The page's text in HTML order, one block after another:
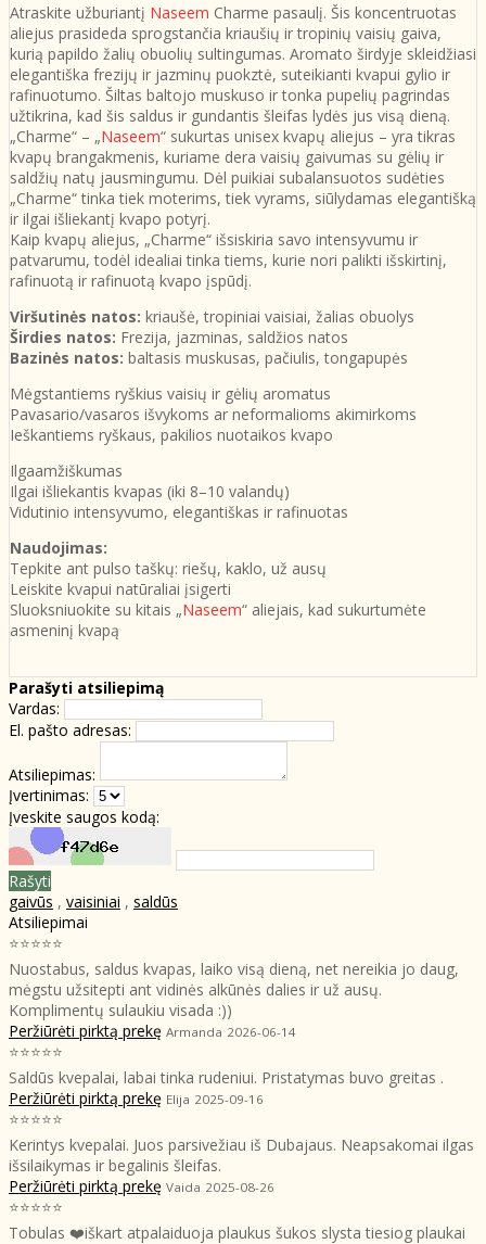
Atraskite užburiantį Naseem Charme pasaulį. Šis koncentruotas
aliejus prasideda sprogstančia kriaušių ir tropinių vaisių gaiva,
kurią papildo žalių obuolių sultingumas. Aromato širdyje skleidžiasi
elegantiška frezijų ir jazminų puokztė, suteikianti kvapui gylio ir
rafinuotumo. Šiltas baltojo muskuso ir tonka pupelių pagrindas
užtikrina, kad šis saldus ir gundantis šleifas lydės jus visą dieną.
„Charme“ – „Naseem“ sukurtas unisex kvapų aliejus – yra tikras
kvapų brangakmenis, kuriame dera vaisių gaivumas su gėlių ir
saldžių natų jausmingumu. Dėl puikiai subalansuotos sudėties
„Charme“ tinka tiek moterims, tiek vyrams, siūlydamas elegantišką
ir ilgai išliekantį kvapo potyrį.
Kaip kvapų aliejus, „Charme“ išsiskiria savo intensyvumu ir
patvarumu, todėl idealiai tinka tiems, kurie nori palikti išskirtinį,
rafinuotą ir rafinuotą kvapo įspūdį.
Viršutinės natos: kriaušė, tropiniai vaisiai, žalias obuolys
Širdies natos: Frezija, jazminas, saldžios natos
Bazinės natos: baltasis muskusas, pačiulis, tongapupės
Mėgstantiems ryškius vaisių ir gėlių aromatus
Pavasario/vasaros išvykoms ​​ar neformalioms akimirkoms
Ieškantiems ryškaus, pakilios nuotaikos kvapo
Ilgaamžiškumas
Ilgai išliekantis kvapas (iki 8–10 valandų)
Vidutinio intensyvumo, elegantiškas ir rafinuotas
Naudojimas:
Tepkite ant pulso taškų: riešų, kaklo, už ausų
Leiskite kvapui natūraliai įsigerti
Sluoksniuokite su kitais „Naseem“ aliejais, kad sukurtumėte
asmeninį kvapą
Parašyti atsiliepimą
Vardas:
El. pašto adresas:
Atsiliepimas:
Įvertinimas:
Įveskite saugos kodą:
Rašyti
gaivūs , vaisiniai , saldūs
Atsiliepimai
⭐⭐⭐⭐⭐
Nuostabus, saldus kvapas, laiko visą dieną, net nereikia jo daug,
mėgstu užsitepti ant vidinės alkūnės dalies ir už ausų.
Komplimentų sulaukiu visada :))
Peržiūrėti pirktą prekę Armanda 2026-06-14
⭐⭐⭐⭐⭐
Saldūs kvepalai, labai tinka rudeniui. Pristatymas buvo greitas .
Peržiūrėti pirktą prekę Elija 2025-09-16
⭐⭐⭐⭐⭐
Kerintys kvepalai. Juos parsivežiau iš Dubajaus. Neapsakomai ilgas
išsilaikymas ir begalinis šleifas.
Peržiūrėti pirktą prekę Vaida 2025-08-26
⭐⭐⭐⭐⭐
Tobulas ❤️iškart atpalaiduoja plaukus šukos slysta tiesiog plaukai